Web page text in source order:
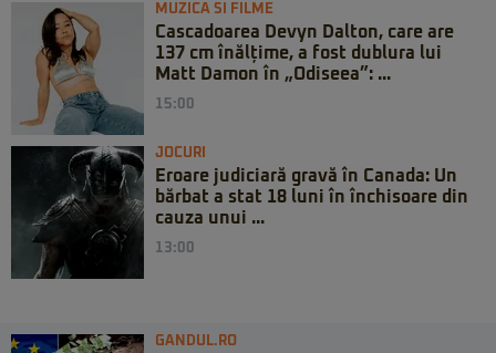
MUZICA SI FILME
Cascadoarea Devyn Dalton, care are
137 cm înălțime, a fost dublura lui
Matt Damon în „Odiseea”: ...
15:00
JOCURI
Eroare judiciară gravă în Canada: Un
bărbat a stat 18 luni în închisoare din
cauza unui ...
13:00
GANDUL.RO